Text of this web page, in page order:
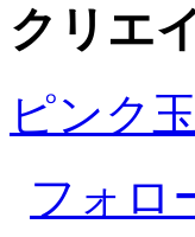
クリエ
ピンク
フォロ